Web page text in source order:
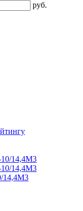
руб.
14,4М3